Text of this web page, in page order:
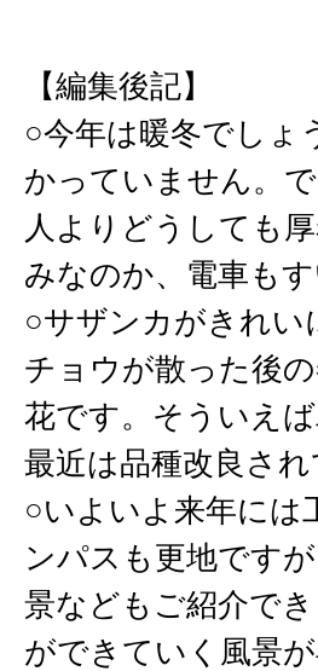
【編集後記】
○今年は暖冬でしょ
かっていません。
人よりどうしても
みなのか、電車も
○サザンカがきれい
チョウが散った後
花です。そういえ
最近は品種改良さ
○いよいよ来年には
ンパスも更地です
景などもご紹介で
ができていく風景